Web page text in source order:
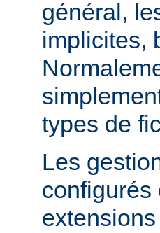
général,
implicites,
types de
Les
configurés